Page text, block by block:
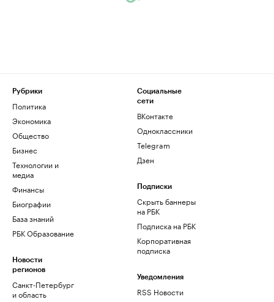
Рубрики
Политика
Экономика
Общество
Бизнес
Технологии и
медиа
Финансы
Биографии
База знаний
РБК Образование
Новости
регионов
Санкт-Петербург
и область
Социальные
сети
ВКонтакте
Одноклассники
Telegram
Дзен
Подписки
Скрыть баннеры
на РБК
Подписка на РБК
Корпоративная
подписка
Уведомления
RSS Новости